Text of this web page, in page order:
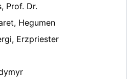
Prof. Dr.
Hegumen
Erzpriester